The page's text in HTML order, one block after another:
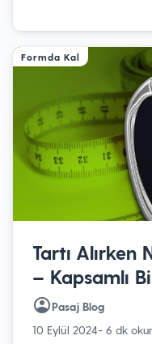
Formda Kal
Tartı Alırken
– Kapsamlı
Pasaj Blog
10 Eylül 2024- 6 dk